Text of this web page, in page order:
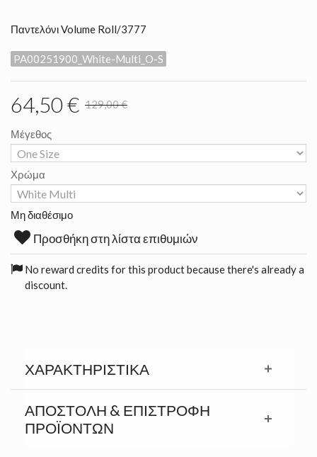
Παντελόνι Volume Roll/3777
PA00251900_White-Multi_O-S
64,50 € 129,00 €
Μέγεθος
Χρώμα
Μη διαθέσιμο
Προσθήκη στη λίστα επιθυμιών
No reward credits for this product because there's already a
discount.
ΧΑΡΑΚΤΗΡΙΣΤΙΚΆ
ΑΠΟΣΤΟΛΉ & ΕΠΙΣΤΡΟΦΉ
ΠΡΟΪΟΝΤΩΝ